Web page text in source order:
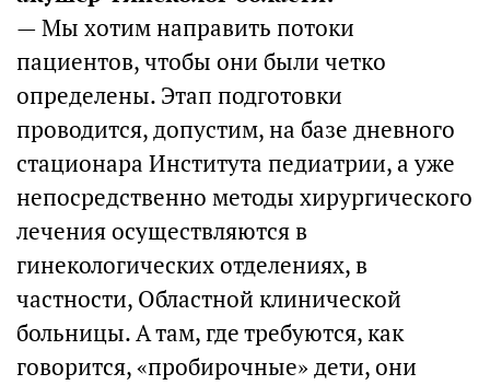
— Мы хотим направить потоки
пациентов, чтобы они были четко
определены. Этап подготовки
проводится, допустим, на базе дневного
стационара Института педиатрии, а уже
непосредственно методы хирургического
лечения осуществляются в
гинекологических отделениях, в
частности, Областной клинической
больницы. А там, где требуются, как
говорится, «пробирочные» дети, они